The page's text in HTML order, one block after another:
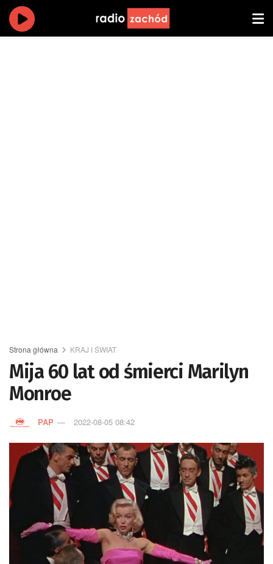
Strona główna KRAJ I ŚWIAT
Mija 60 lat od śmierci Marilyn
Monroe
PAP 2022-08-05 08:42